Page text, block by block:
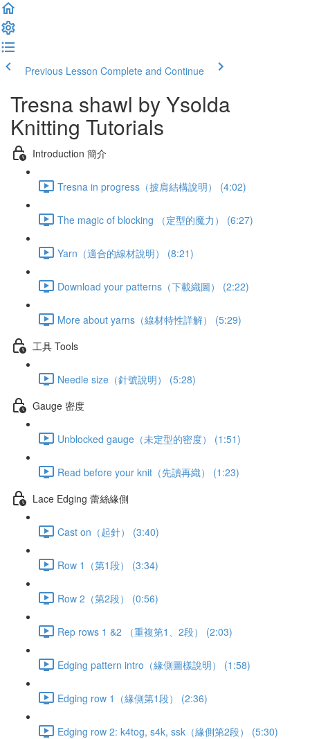
Previous Lesson Complete and Continue
Tresna shawl by Ysolda
Knitting Tutorials
Introduction 簡介
Tresna in progress（披肩結構說明） (4:02)
The magic of blocking （定型的魔力） (6:27)
Yarn（適合的線材說明） (8:21)
Download your patterns（下載織圖） (2:22)
More about yarns（線材特性詳解） (5:29)
工具 Tools
Needle size（針號說明） (5:28)
Gauge 密度
Unblocked gauge（未定型的密度） (1:51)
Read before your knit（先讀再織） (1:23)
Lace Edging 蕾絲緣側
Cast on（起針） (3:40)
Row 1（第1段） (3:34)
Row 2（第2段） (0:56)
Rep rows 1 &2 （重複第1、2段） (2:03)
Edging pattern intro（緣側圖樣說明） (1:58)
Edging row 1（緣側第1段） (2:36)
Edging row 2: k4tog, s4k, ssk（緣側第2段） (5:30)